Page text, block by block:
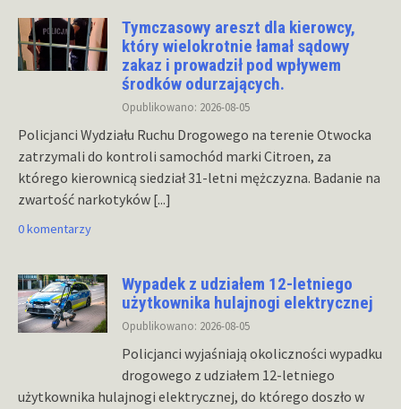
Tymczasowy areszt dla kierowcy,
który wielokrotnie łamał sądowy
zakaz i prowadził pod wpływem
środków odurzających.
Opublikowano: 2026-08-05
Policjanci Wydziału Ruchu Drogowego na terenie Otwocka
zatrzymali do kontroli samochód marki Citroen, za
którego kierownicą siedział 31-letni mężczyzna. Badanie na
zwartość narkotyków [...]
0 komentarzy
Wypadek z udziałem 12-letniego
użytkownika hulajnogi elektrycznej
Opublikowano: 2026-08-05
Policjanci wyjaśniają okoliczności wypadku
drogowego z udziałem 12-letniego
użytkownika hulajnogi elektrycznej, do którego doszło w